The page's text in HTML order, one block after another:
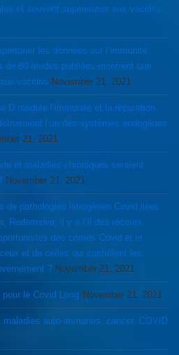
et souvent supérieures aux vaccins
les données sur l’immunité
de 80 études publiées montrent que
vaccins November 21, 2021
D module l’immunité et la réparation
l’un des systèmes endogènes
21, 2021
et maladies chroniques seraient
November 21, 2021
de pathologies iatrogènes Covid liées
Redemsivir, il y a t’il des recours
des crimes Covid et le
et de celles qui contrôlent les
? November 21, 2021
le Covid Long November 21, 2021
auto-immunes, cancer, COVID